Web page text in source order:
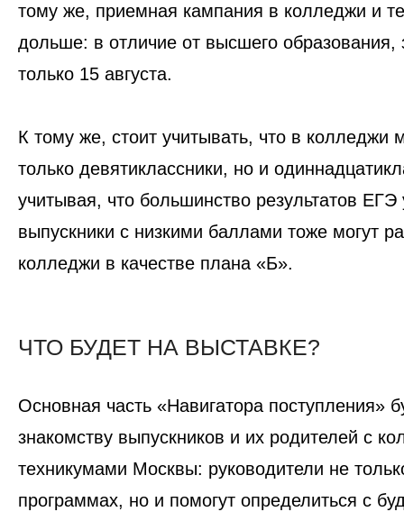
тому же, приемная кампания в колледжи и
дольше: в отличие от высшего образования,
только 15 августа.
К тому же, стоит учитывать, что в колледжи
только девятиклассники, но и
учитывая, что большинство результатов
выпускники с низкими баллами тоже могут
колледжи в качестве плана «Б».
ЧТО БУДЕТ НА ВЫСТАВКЕ?
Основная часть «Навигатора поступления»
знакомству выпускников и их родителей с
техникумами Москвы: руководители не
программах, но и помогут определиться с